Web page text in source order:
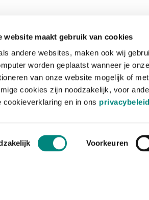
website maakt gebruik van cookies
andere websites, maken ook wij
worden geplaatst wanneer je
van onze website mogelijk of
cookies zijn noodzakelijk, voor
cookieverklaring en in ons privacybeleid
Voorkeuren